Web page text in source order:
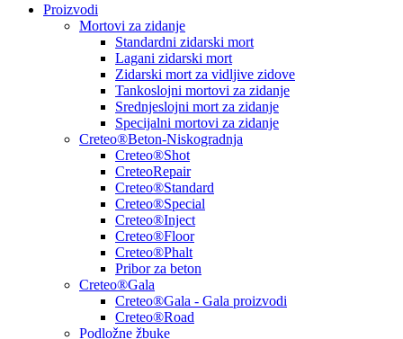
Proizvodi
Mortovi za zidanje
Standardni zidarski mort
Lagani zidarski mort
Zidarski mort za vidljive zidove
Tankoslojni mortovi za zidanje
Srednjeslojni mort za zidanje
Specijalni mortovi za zidanje
Creteo®Beton-Niskogradnja
Creteo®Shot
CreteoRepair
Creteo®Standard
Creteo®Special
Creteo®Inject
Creteo®Floor
Creteo®Phalt
Pribor za beton
Creteo®Gala
Creteo®Gala - Gala proizvodi
Creteo®Road
Podložne žbuke